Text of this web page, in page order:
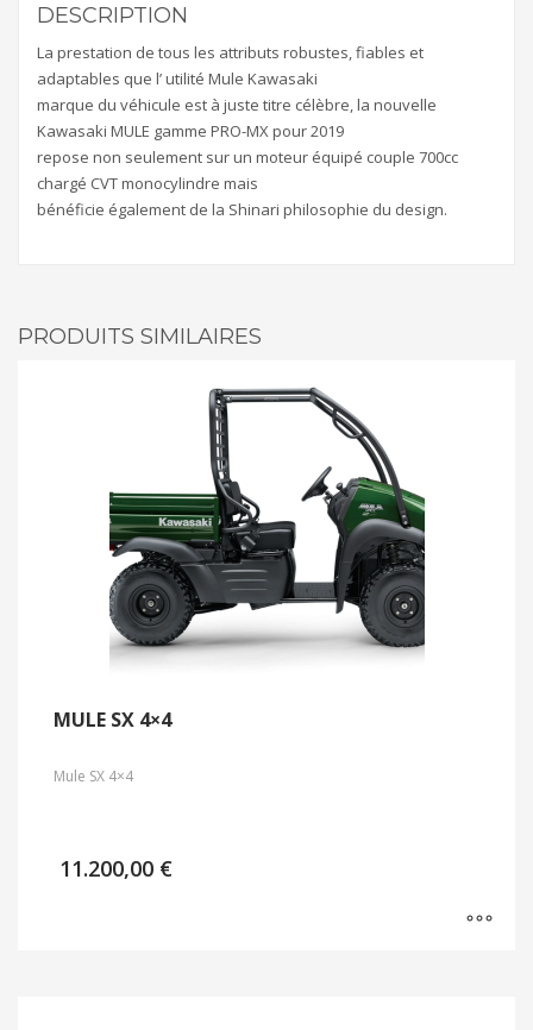
DESCRIPTION
La prestation de tous les attributs robustes, fiables et
adaptables que l’ utilité Mule Kawasaki
marque du véhicule est à juste titre célèbre, la nouvelle
Kawasaki MULE gamme PRO-MX pour 2019
repose non seulement sur un moteur équipé couple 700cc
chargé CVT monocylindre mais
bénéficie également de la Shinari philosophie du design.
PRODUITS SIMILAIRES
MULE SX 4×4
Mule SX 4×4
11.200,00 €